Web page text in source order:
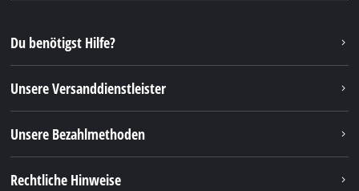
Du benötigst Hilfe?
Unsere Versanddienstleister
Unsere Bezahlmethoden
Rechtliche Hinweise